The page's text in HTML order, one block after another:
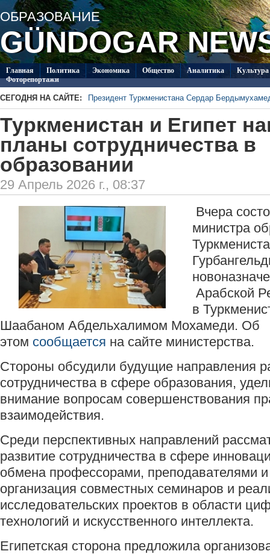
ОБРАЗОВАНИЕ
GÜNDOGAR
Главная Политикa Экономика Общество Аналитика
Культура
Фоторепортажи
СЕГОДНЯ НА САЙТЕ:
Президент Туркменистана Сердар
В посольстве Туркменистана в Душанбе
Специалисты из Туркменистана изучают на
ледников Тянь-Шаня
Глава ОБСЕ прибыл с визитом в Туркменистан
Около 20 работ из стран СНГ поступило на
Туркменистан пригласил Ассоциацию «Akhal-
по коневодству
Туркменистан и Египет
планы сотрудничества в
образовании
29 Апрель 2026 г., 08:37
Вчера
министра
Арабской
в
Шаабаном Абдельхалимом Мохамеди. Об
этом сообщается на сайте министерства.
Стороны обсудили будущие направления
сотрудничества в сфере образования,
внимание вопросам совершенствования
взаимодействия.
Среди перспективных направлений
развитие сотрудничества в сфере
обмена профессорами, преподавателями и
организация совместных семинаров и
исследовательских проектов в области
технологий и искусственного интеллекта.
Египетская сторона предложила